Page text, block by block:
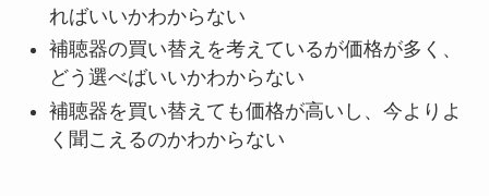
ればいいかわからない
補聴器の買い替えを考えているが価格が多く、
どう選べばいいかわからない
補聴器を買い替えても価格が高いし、今よりよ
く聞こえるのかわからない